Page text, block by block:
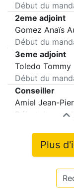
Début du
2eme adjoint
Gomez Anaïs
Début du
3eme adjoint
Toledo Tommy
Début du
Conseiller
Amiel Jean-
Début du
Plus